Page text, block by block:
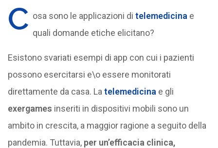
C osa sono le applicazioni di telemedicina e
quali domande etiche elicitano?
Esistono svariati esempi di app con cui i pazienti
possono esercitarsi e\o essere monitorati
direttamente da casa. La telemedicina e gli
exergames inseriti in dispositivi mobili sono un
ambito in crescita, a maggior ragione a seguito della
pandemia. Tuttavia, per un’efficacia clinica,